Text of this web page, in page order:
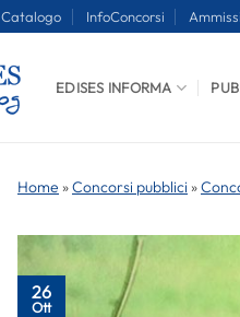
Catalogo InfoConcorsi
EDISES INFORMA
Home »Concorsi pubblici »
26
Ott